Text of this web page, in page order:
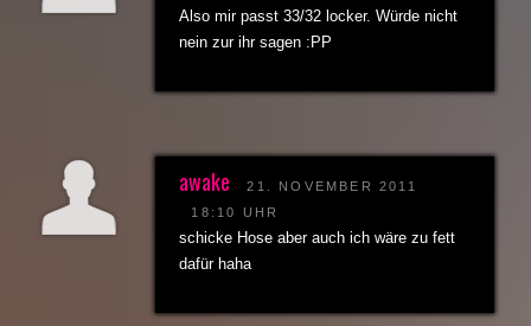
Also mir passt 33/32 locker. Würde nicht
nein zur ihr sagen :PP
awake
21. NOVEMBER 2011
18:10 UHR
schicke Hose aber auch ich wäre zu fett
dafür haha